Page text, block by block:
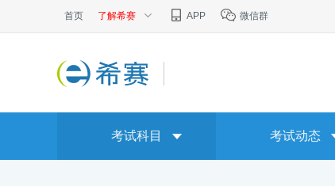
首页 了解希赛 APP 微信群
考试科目 考试动态